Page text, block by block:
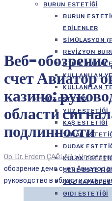
BURUN ESTETIĞI
BURUN
EDILENLER
SIMÜLASYON
REVIZYON
ETNIK BURUN
KULLANILAN
KULLANILAN
YÜZ ESTETIĞI
YÜZ ESTETIĞI
KAŞ ESTETIĞI
YANAK
DUDAK
KULAK
ÇENE ESTETIĞI
GÖZ KAPAĞI
GIDI ESTETIĞI
Веб-
счет Авиатор
казино:
области
подлинности
Op. Dr. Erdem ÇAĞLAR>
обозрение демо счет Авиатор
руководство в области